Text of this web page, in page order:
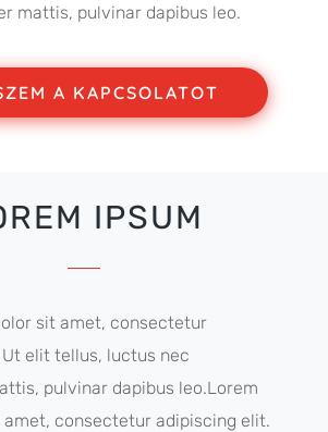
mattis, pulvinar dapibus leo.
A KAPCSOLATOT
IPSUM
sit amet, consectetur
elit tellus, luctus nec
pulvinar dapibus leo.Lorem
amet, consectetur adipiscing elit.